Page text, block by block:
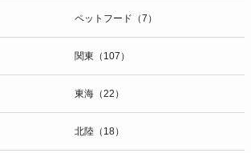
ペットフード（7）
関東（107）
東海（22）
北陸（18）